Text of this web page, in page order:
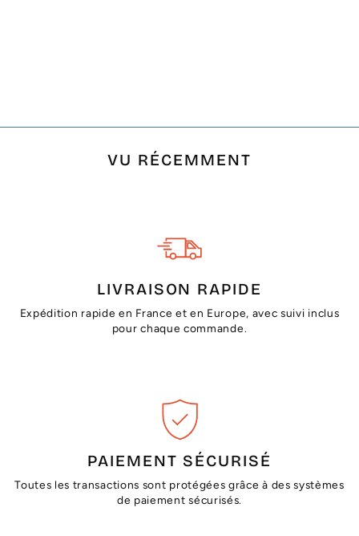
VU RÉCEMMENT
LIVRAISON RAPIDE
Expédition rapide en France et en Europe, avec suivi inclus
pour chaque commande.
PAIEMENT SÉCURISÉ
Toutes les transactions sont protégées grâce à des systèmes
de paiement sécurisés.